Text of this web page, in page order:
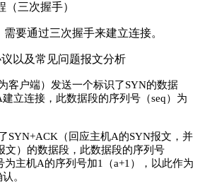
（三次握手）
要通过三次握手来建立连接。
客户端）发送一个标识了SYN的数据
立连接，此数据段的序列号（seq）为
SYN+ACK（回应主机A的SYN报文，并
文）的数据段，此数据段的序列号
为主机A的序列号加1（a+1），以此作为
。